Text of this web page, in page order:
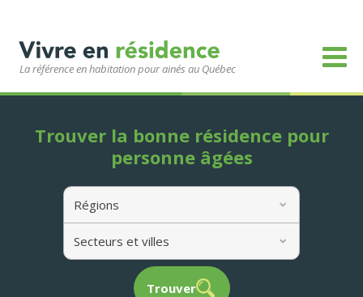
La référence en habitation pour ainés au Québec
Régions
Secteurs et villes
Trouver
Trouver la bonne résidence pour
personne âgées